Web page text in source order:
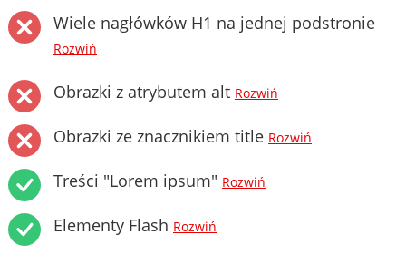
Wiele nagłówków H1 na jednej podstronie
Rozwiń
Obrazki z atrybutem alt Rozwiń
Obrazki ze znacznikiem title Rozwiń
Treści "Lorem ipsum" Rozwiń
Elementy Flash Rozwiń